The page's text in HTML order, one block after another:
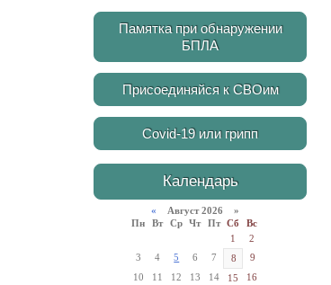
Памятка при обнаружении
БПЛА
Присоединяйся к СВОим
Covid-19 или грипп
Календарь
« Август 2026 »
Пн
Вт Ср Чт Пт Сб
Вс
1
2
3
4 5 6 7 8
9
10
11 12 13 14 15 16